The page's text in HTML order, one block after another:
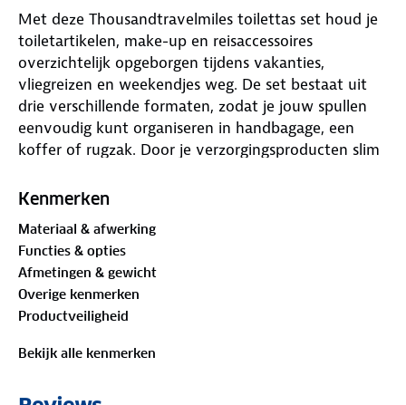
Met deze Thousandtravelmiles toilettas set houd je
toiletartikelen, make-up en reisaccessoires
overzichtelijk opgeborgen tijdens vakanties,
vliegreizen en weekendjes weg. De set bestaat uit
drie verschillende formaten, zodat je jouw spullen
eenvoudig kunt organiseren in handbagage, een
koffer of rugzak. Door je verzorgingsproducten slim
onderweg meer overzicht.
Drie formaten voor slim organiseren
De set bevat een kleine, middelgrote en grote
toilettas. Hierdoor kun je make-up, reisflesjes,
verzorgingsproducten en andere benodigdheden
Kenmerken
Materiaal & afwerking
Functies & opties
Afmetingen & gewicht
Overige kenmerken
Productveiligheid
Bekijk alle kenmerken